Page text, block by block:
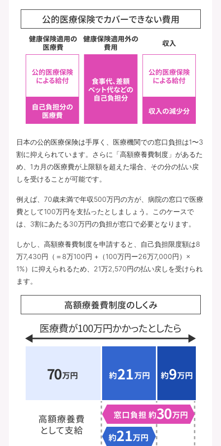
日本の公的医療保険は手厚く、医療機関での窓口負担は1〜3
割に抑えられています。さらに「高額療養費制度」があるた
め、1カ月の医療費が上限額を超えた場合、その分の払い戻
しを受けることが可能です。
例えば、70歳未満で年収500万円の方が、病院の窓口で医療
費として100万円を支払ったとしましょう。このケースで
は、3割にあたる30万円の負担が窓口で必要となります。
しかし、高額療養費制度を申請すると、自己負担限度額は8
万7,430円（＝8万100円 +（100万円ー26万7,000円）×
1%）に抑えられるため、21万2,570円の払い戻しを受けられ
ます。